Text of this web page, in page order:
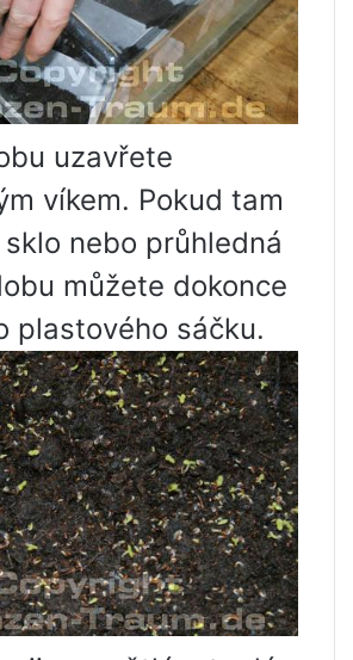
uzavřete
víkem. Pokud tam
nebo průhledná
můžete dokonce
plastového sáčku.